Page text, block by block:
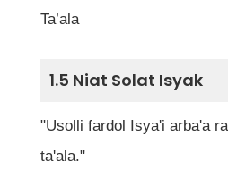
Ta’ala
1.5 Niat Solat Isyak
"Usolli fardol Isya'i arba'a
ta'ala."